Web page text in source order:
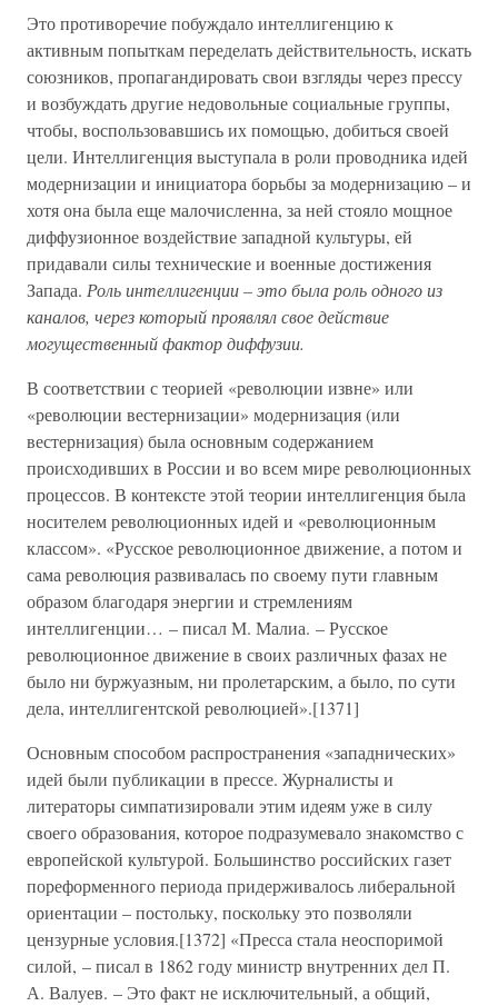
Это противоречие побуждало интеллигенцию к
активным попыткам переделать действительность, искать
союзников, пропагандировать свои взгляды через прессу
и возбуждать другие недовольные социальные группы,
чтобы, воспользовавшись их помощью, добиться своей
цели. Интеллигенция выступала в роли проводника идей
модернизации и инициатора борьбы за модернизацию – и
хотя она была еще малочисленна, за ней стояло мощное
диффузионное воздействие западной культуры, ей
придавали силы технические и военные достижения
Запада. Роль интеллигенции – это была роль одного из
каналов, через который проявлял свое действие
могущественный фактор диффузии.
В соответствии с теорией «революции извне» или
«революции вестернизации» модернизация (или
вестернизация) была основным содержанием
происходивших в России и во всем мире революционных
процессов. В контексте этой теории интеллигенция была
носителем революционных идей и «революционным
классом». «Русское революционное движение, а потом и
сама революция развивалась по своему пути главным
образом благодаря энергии и стремлениям
интеллигенции… – писал М. Малиа. – Русское
революционное движение в своих различных фазах не
было ни буржуазным, ни пролетарским, а было, по сути
дела, интеллигентской революцией».[1371]
Основным способом распространения «западнических»
идей были публикации в прессе. Журналисты и
литераторы симпатизировали этим идеям уже в силу
своего образования, которое подразумевало знакомство с
европейской культурой. Большинство российских газет
пореформенного периода придерживалось либеральной
ориентации – постольку, поскольку это позволяли
цензурные условия.[1372] «Пресса стала неоспоримой
силой, – писал в 1862 году министр внутренних дел П.
А. Валуев. – Это факт не исключительный, а общий,